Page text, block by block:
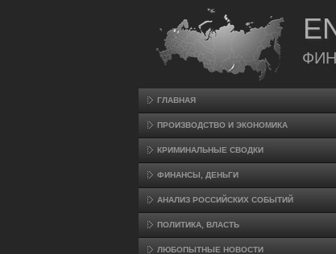
ГЛАВНАЯ
ПРОИЗВΟДСТВО И ЭКОНОМИКА
КРИМИНАЛЬНЫЕ СВОДКИ
ФИНАНСЫ, ДЕНЬГИ
АНАЛИЗ РОССИЙСКИХ СОБЫТИЙ
ПОЛИТИКА, ВЛАСТЬ
ЛЮБОПЫТНЫЕ НОВОСТИ